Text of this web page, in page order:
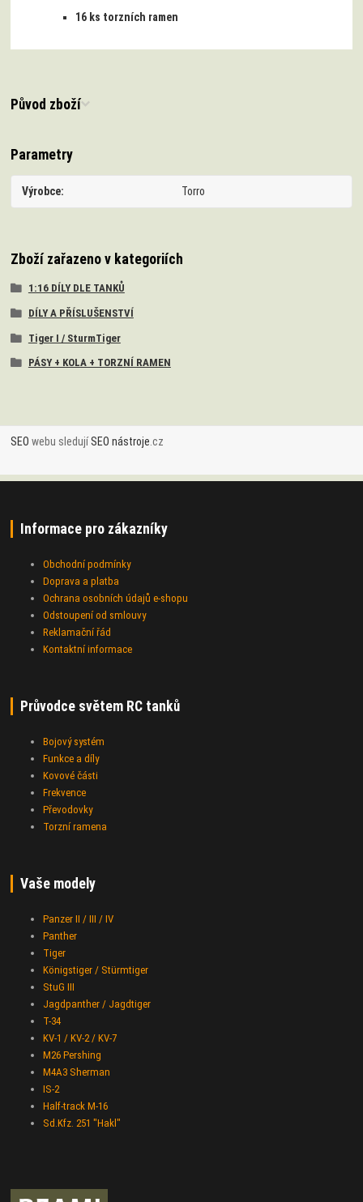
16 ks torzních ramen
Původ zboží
Parametry
Výrobce Torro
Zboží zařazeno v kategoriích
1:16 DÍLY DLE TANKŮ
DÍLY A PŘÍSLUŠENSTVÍ
Tiger I / SturmTiger
PÁSY + KOLA + TORZNÍ RAMEN
SEO webu sledujíSEO nástroje .cz
Informace pro zákazníky
Obchodní podmínky
Doprava a platba
Ochrana osobních údajů e-shopu
Odstoupení od smlouvy
Reklamační řád
Kontaktní informace
Průvodce světem RC tanků
Bojový systém
Funkce a díly
Kovové části
Frekvence
Převodovky
Torzní ramena
Vaše modely
Panzer II / III / IV
Panther
Tiger
Königstiger / Stürmtiger
StuG III
Jagdpanther / Jagdtiger
T-34
KV-1 / KV-2 / KV-7
M26 Pershing
M4A3 Sherman
IS-2
Half-track M-16
Sd.Kfz. 251 "Hakl"